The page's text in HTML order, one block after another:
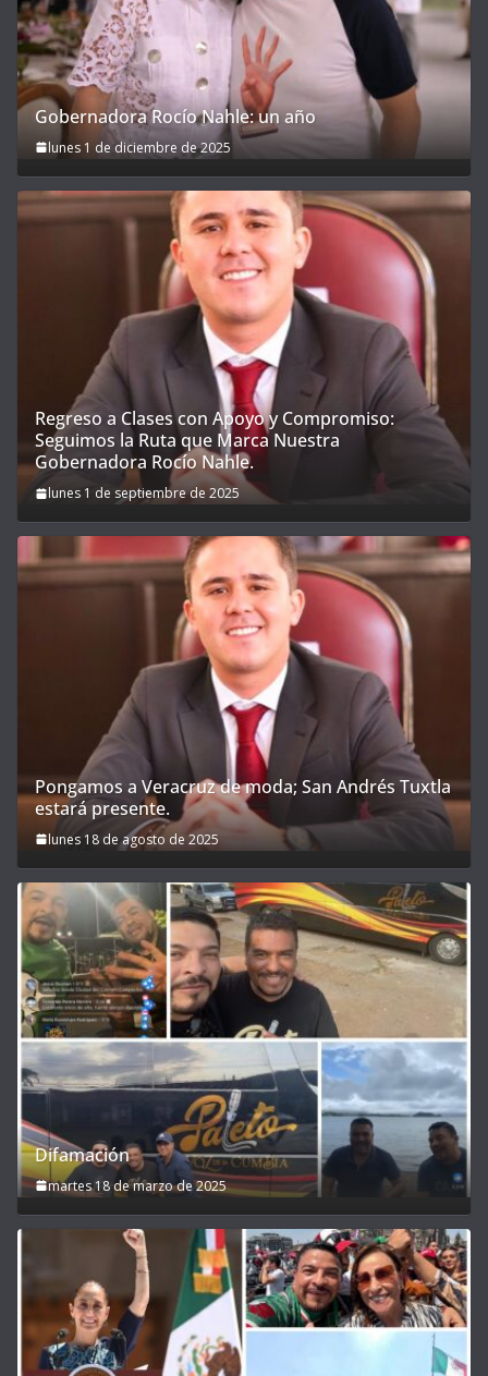
Gobernadora Rocío Nahle: un año
lunes 1 de diciembre de 2025
Regreso a Clases con Apoyo y Compromiso:
Seguimos la Ruta que Marca Nuestra
Gobernadora Rocío Nahle.
lunes 1 de septiembre de 2025
Pongamos a Veracruz de moda; San Andrés Tuxtla
estará presente.
lunes 18 de agosto de 2025
Difamación
martes 18 de marzo de 2025